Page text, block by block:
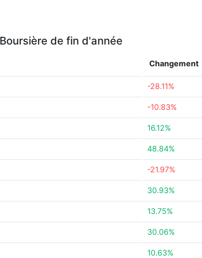
de fin d'année
Changement
-28.11%
-10.83%
16.12%
48.84%
-21.97%
30.93%
13.75%
30.06%
10.63%